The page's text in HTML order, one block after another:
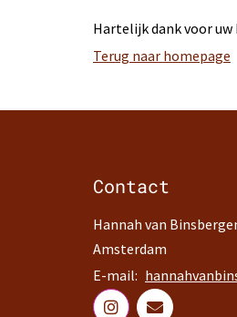
Hartelijk dank voor uw
Terug naar homepage
Contact
Hannah van
Amsterdam
E-mail: